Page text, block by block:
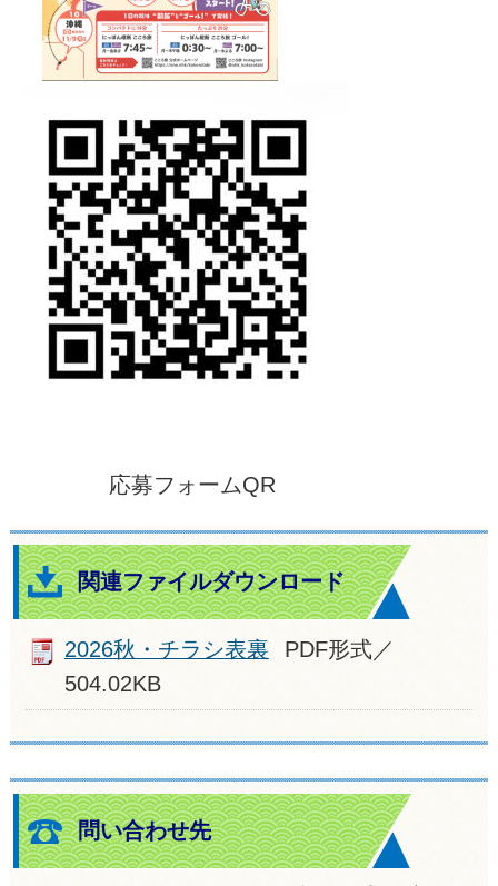
応募フォームQR
関連ファイルダウンロード
2026秋・チラシ表裏
PDF形式／
504.02KB
問い合わせ先